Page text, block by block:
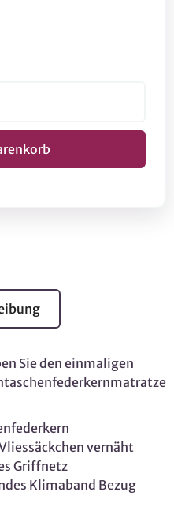
Sie den einmaligen
vernäht
Griffnetz
Klimaband Bezug